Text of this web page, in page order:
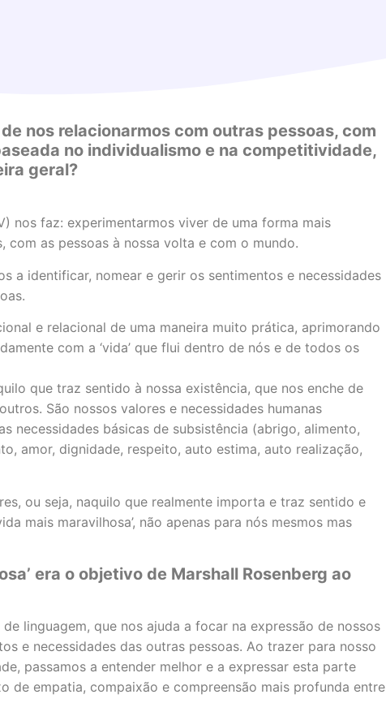
nos relacionarmos com outras pessoas, com
no individualismo e na competitividade,
geral?
nos faz: experimentarmos viver de uma forma mais
as pessoas à nossa volta e com o mundo.
a identificar, nomear e gerir os sentimentos e necessidades
e relacional de uma maneira muito prática, aprimorando
com a ‘vida’ que flui dentro de nós e de todos os
que traz sentido à nossa existência, que nos enche de
São nossos valores e necessidades humanas
necessidades básicas de subsistência (abrigo, alimento,
amor, dignidade, respeito, auto estima, auto realização,
ou seja, naquilo que realmente importa e traz sentido e
mais maravilhosa’, não apenas para nós mesmos mas
era o objetivo de Marshall Rosenberg ao
linguagem, que nos ajuda a focar na expressão de nossos
e necessidades das outras pessoas. Ao trazer para nosso
passamos a entender melhor e a expressar esta parte
de empatia, compaixão e compreensão mais profunda entre